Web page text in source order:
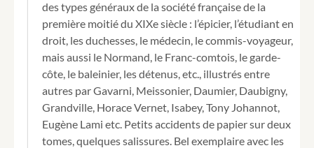
des types généraux de la société française de la
première moitié du XIXe siècle : l’épicier, l’étudiant en
droit, les duchesses, le médecin, le commis-voyageur,
mais aussi le Normand, le Franc-comtois, le garde-
côte, le baleinier, les détenus, etc., illustrés entre
autres par Gavarni, Meissonier, Daumier, Daubigny,
Grandville, Horace Vernet, Isabey, Tony Johannot,
Eugène Lami etc. Petits accidents de papier sur deux
tomes, quelques salissures. Bel exemplaire avec les